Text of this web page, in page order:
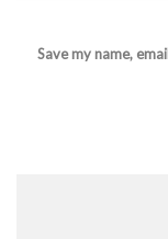
Save my name,